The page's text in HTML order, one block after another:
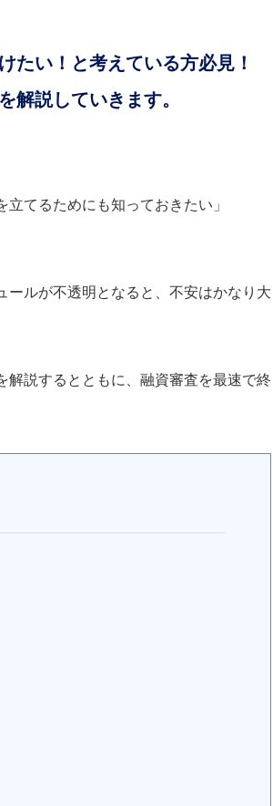
たい！と考えている方必見！
解説していきます。
てるためにも知っておきたい」
ルが不透明となると、不安はかなり大
説するとともに、融資審査を最速で終